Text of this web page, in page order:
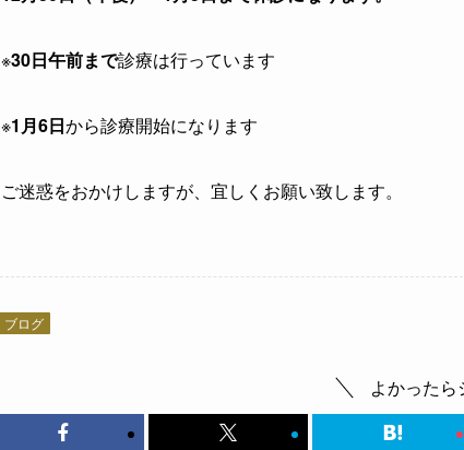
※30日午前まで診療は行っています
※1月6日から診療開始になります
ご迷惑をおかけしますが、宜しくお願い致します。
ブログ
よかったら